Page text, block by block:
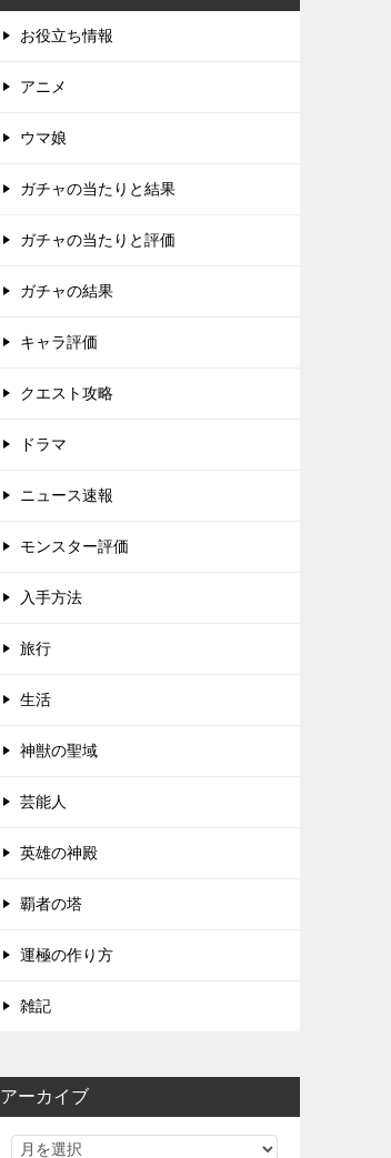
お役立ち情報
アニメ
ウマ娘
ガチャの当たりと結果
ガチャの当たりと評価
ガチャの結果
キャラ評価
クエスト攻略
ドラマ
ニュース速報
モンスター評価
入手方法
旅行
生活
神獣の聖域
芸能人
英雄の神殿
覇者の塔
運極の作り方
雑記
アーカイブ